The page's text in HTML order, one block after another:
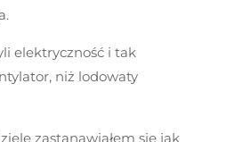
elektryczność i tak
niż lodowaty
zastanawiałem się jak